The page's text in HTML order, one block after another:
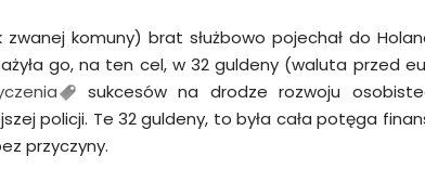
komuny) brat służbowo pojechał do
go, na ten cel, w 32 guldeny (waluta przed
sukcesów na drodze rozwoju
policji. Te 32 guldeny, to była cała potęga
przyczyny.